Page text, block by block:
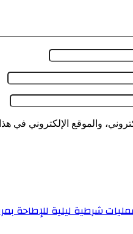
والموقع الإلكتروني في
شرطية ليلية للإطاحة